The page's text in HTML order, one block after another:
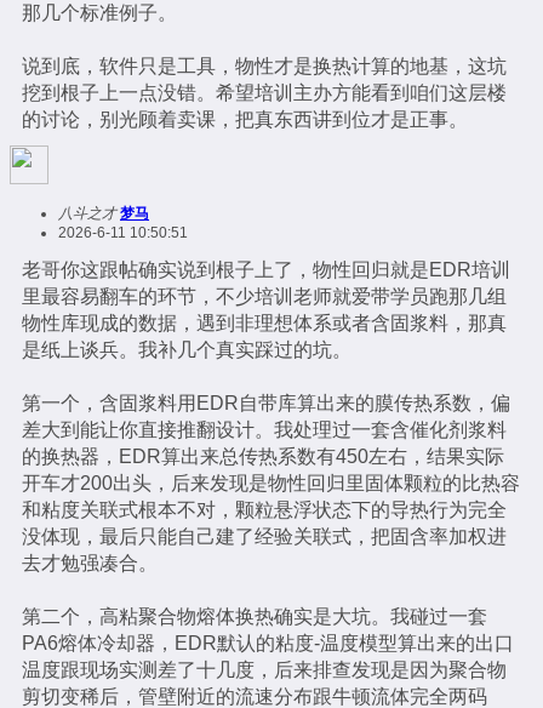
那几个标准例子。
说到底，软件只是工具，物性才是换热计算的地基，这坑
挖到根子上一点没错。希望培训主办方能看到咱们这层楼
的讨论，别光顾着卖课，把真东西讲到位才是正事。
八斗之才 梦马
2026-6-11 10:50:51
老哥你这跟帖确实说到根子上了，物性回归就是EDR培训
里最容易翻车的环节，不少培训老师就爱带学员跑那几组
物性库现成的数据，遇到非理想体系或者含固浆料，那真
是纸上谈兵。我补几个真实踩过的坑。
第一个，含固浆料用EDR自带库算出来的膜传热系数，偏
差大到能让你直接推翻设计。我处理过一套含催化剂浆料
的换热器，EDR算出来总传热系数有450左右，结果实际
开车才200出头，后来发现是物性回归里固体颗粒的比热容
和粘度关联式根本不对，颗粒悬浮状态下的导热行为完全
没体现，最后只能自己建了经验关联式，把固含率加权进
去才勉强凑合。
第二个，高粘聚合物熔体换热确实是大坑。我碰过一套
PA6熔体冷却器，EDR默认的粘度-温度模型算出来的出口
温度跟现场实测差了十几度，后来排查发现是因为聚合物
剪切变稀后，管壁附近的流速分布跟牛顿流体完全两码